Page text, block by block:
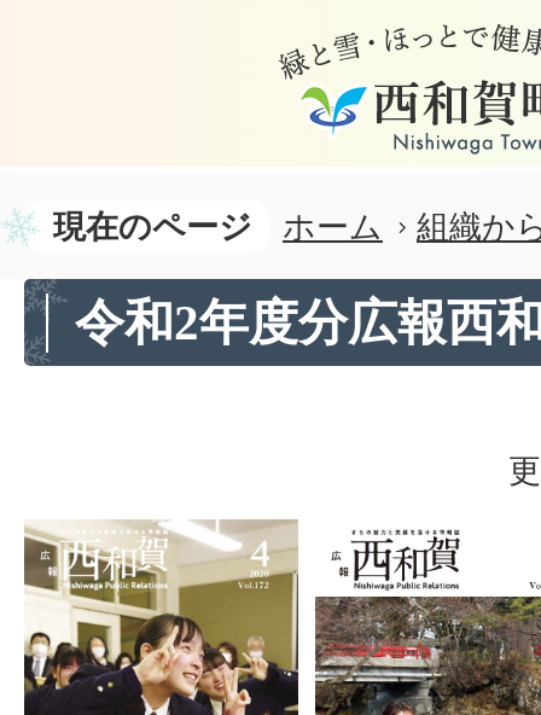
現在のページ ホーム 組織か
令和2年度分広報西